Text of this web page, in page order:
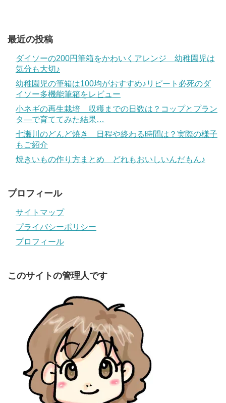
最近の投稿
ダイソーの200円筆箱をかわいくアレンジ 幼稚園児は
気分も大切♪
幼稚園児の筆箱は100均がおすすめ♪リピート必死のダ
イソー多機能筆箱をレビュー
小ネギの再生栽培 収穫までの日数は？コップとプラン
タ―で育ててみた結果…
七瀬川のどんど焼き 日程や終わる時間は？実際の様子
もご紹介
焼きいもの作り方まとめ どれもおいしいんだもん♪
プロフィール
サイトマップ
プライバシーポリシー
プロフィール
このサイトの管理人です